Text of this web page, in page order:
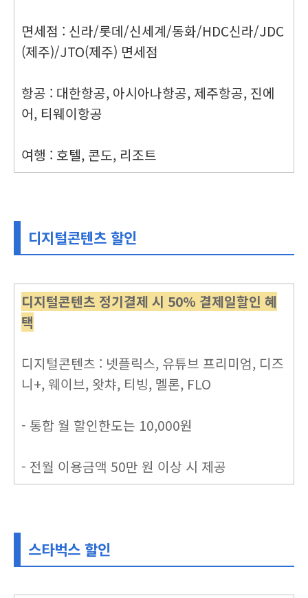
면세점 : 신라/롯데/신세계/동화/HDC신라/JDC
(제주)/JTO(제주) 면세점
항공 : 대한항공, 아시아나항공, 제주항공, 진에
어, 티웨이항공
여행 : 호텔, 콘도, 리조트
디지털콘텐츠 할인
디지털콘텐츠 정기결제 시 50% 결제일할인 혜
택
디지털콘텐츠 : 넷플릭스, 유튜브 프리미엄, 디즈
니+, 웨이브, 왓챠, 티빙, 멜론, FLO
- 통합 월 할인한도는 10,000원
- 전월 이용금액 50만 원 이상 시 제공
스타벅스 할인